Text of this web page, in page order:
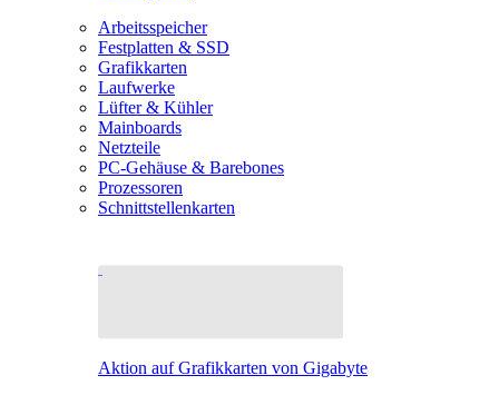
Arbeitsspeicher
Festplatten & SSD
Grafikkarten
Laufwerke
Lüfter & Kühler
Mainboards
Netzteile
PC-Gehäuse & Barebones
Prozessoren
Schnittstellenkarten
Aktion auf Grafikkarten von Gigabyte